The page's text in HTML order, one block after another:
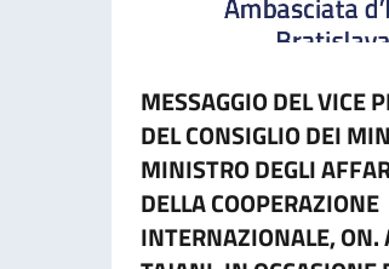
MESSAGGIO DEL VICE
DEL CONSIGLIO DEI
MINISTRO DEGLI
DELLA COOPERAZIONE
INTERNAZIONALE, ON.